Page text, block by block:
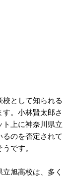
として知られる
す。小林賢太郎さ
ト上に神奈川県立
のを否定されて
です。
旭高校は、多く